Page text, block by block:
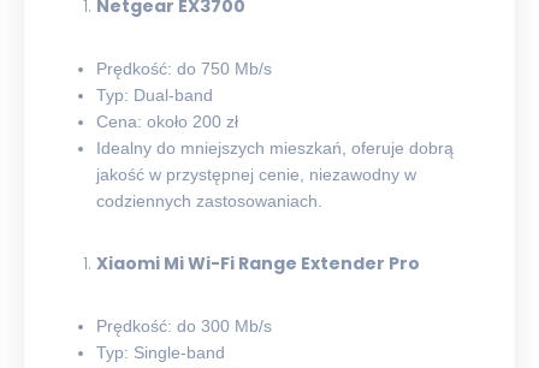
Netgear EX3700
Prędkość: do 750 Mb/s
Typ: Dual-band
Cena: około 200 zł
Idealny do mniejszych mieszkań, oferuje dobrą
jakość w przystępnej cenie, niezawodny w
codziennych zastosowaniach.
Xiaomi Mi Wi-Fi Range Extender Pro
Prędkość: do 300 Mb/s
Typ: Single-band